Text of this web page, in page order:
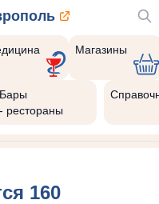
Магазины
Бары
- рестораны
160